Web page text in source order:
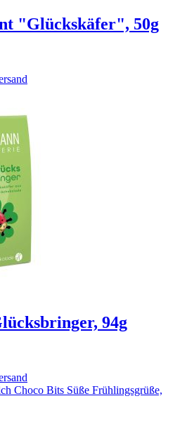
"Glückskäfer", 50g
94g